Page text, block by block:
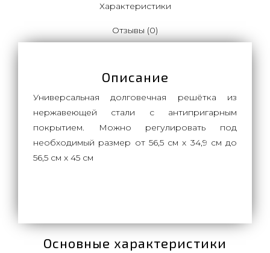
Характеристики
Отзывы (0)
Описание
Универсальная долговечная решётка из
нержавеющей стали с антипригарным
покрытием. Можно регулировать под
необходимый размер от 56,5 см х 34,9 см до
56,5 см х 45 см
Основные характеристики